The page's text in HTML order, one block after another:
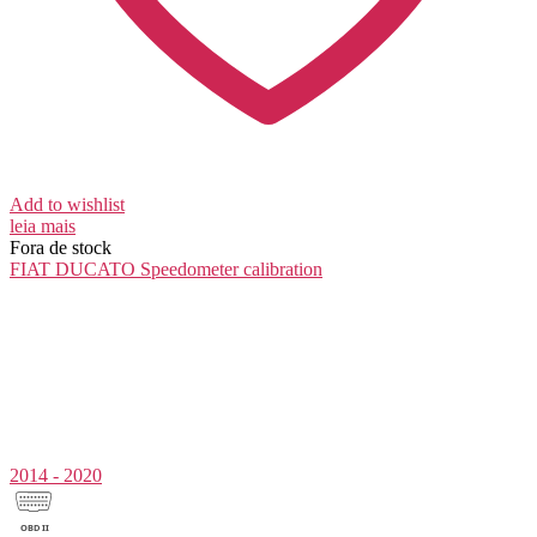
Add to wishlist
leia mais
Fora de stock
FIAT DUCATO Speedometer calibration
2014 - 2020